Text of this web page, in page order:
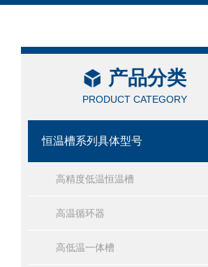
产品分类
PRODUCT CATEGORY
恒温槽系列具体型号
高精度低温恒温槽
高温循环器
高低温一体槽